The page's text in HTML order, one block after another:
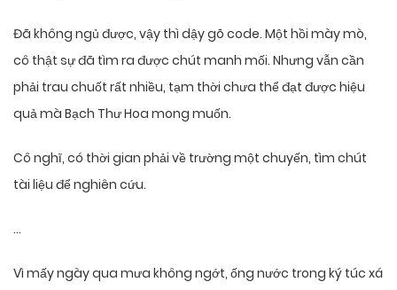
Đã không ngủ được, vậy thì dậy gõ code. Một hồi mày mò,
cô thật sự đã tìm ra được chút manh mối. Nhưng vẫn cần
phải trau chuốt rất nhiều, tạm thời chưa thể đạt được hiệu
quả mà Bạch Thư Hoa mong muốn.
Cô nghĩ, có thời gian phải về trường một chuyến, tìm chút
tài liệu để nghiên cứu.
…
Vì mấy ngày qua mưa không ngớt, ống nước trong ký túc xá